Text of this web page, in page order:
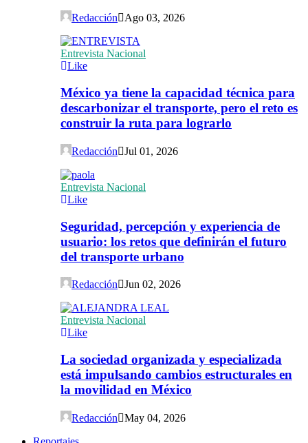
Redacción Ago 03, 2026
Entrevista Nacional
Like
México ya tiene la capacidad técnica para
descarbonizar el transporte, pero el reto es
construir la ruta para lograrlo
Redacción Jul 01, 2026
Entrevista Nacional
Like
Seguridad, percepción y experiencia de
usuario: los retos que definirán el futuro
del transporte urbano
Redacción Jun 02, 2026
Entrevista Nacional
Like
La sociedad organizada y especializada
está impulsando cambios estructurales en
la movilidad en México
Redacción
May 04, 2026